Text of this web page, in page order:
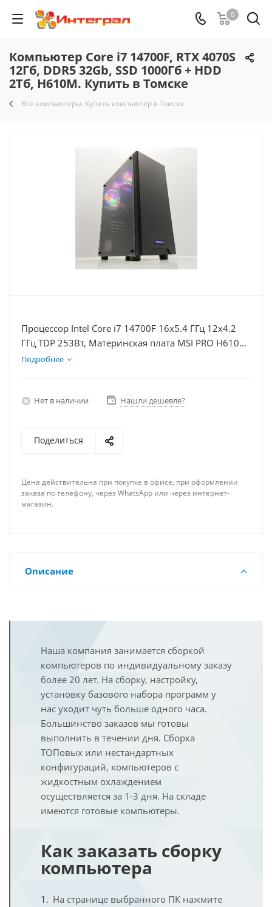
0
Компьютер Core i7 14700F, RTX 4070S
12Гб, DDR5 32Gb, SSD 1000Гб + HDD
2Тб, H610M. Купить в Томске
Все компьютеры. Купить компьютер в Томске
Процессор Intel Core i7 14700F 16x5.4 ГГц 12x4.2
ГГц TDP 253Вт, Материнская плата MSI PRO H610M-
E D5, Видеокарта RTX 4070S 12Гб, Память
Подробнее
Нет в наличии Нашли дешевле?
Поделиться
Цена действительна при покупке в офисе, при оформлении
заказа по телефону, через WhatsApp или через интернет-
магазин.
Описание
Наша компания занимается сборкой
компьютеров по индивидуальному заказу
более 20 лет. На сборку, настройку,
установку базового набора программ у
нас уходит чуть больше одного часа.
Большинство заказов мы готовы
выполнить в течении дня. Сборка
ТОПовых или нестандартных
конфигураций, компьютеров с
жидкостным охлаждением
осуществляется за 1-3 дня. На складе
имеются готовые компьютеры.
Как заказать сборку
компьютера
На странице выбранного ПК нажмите